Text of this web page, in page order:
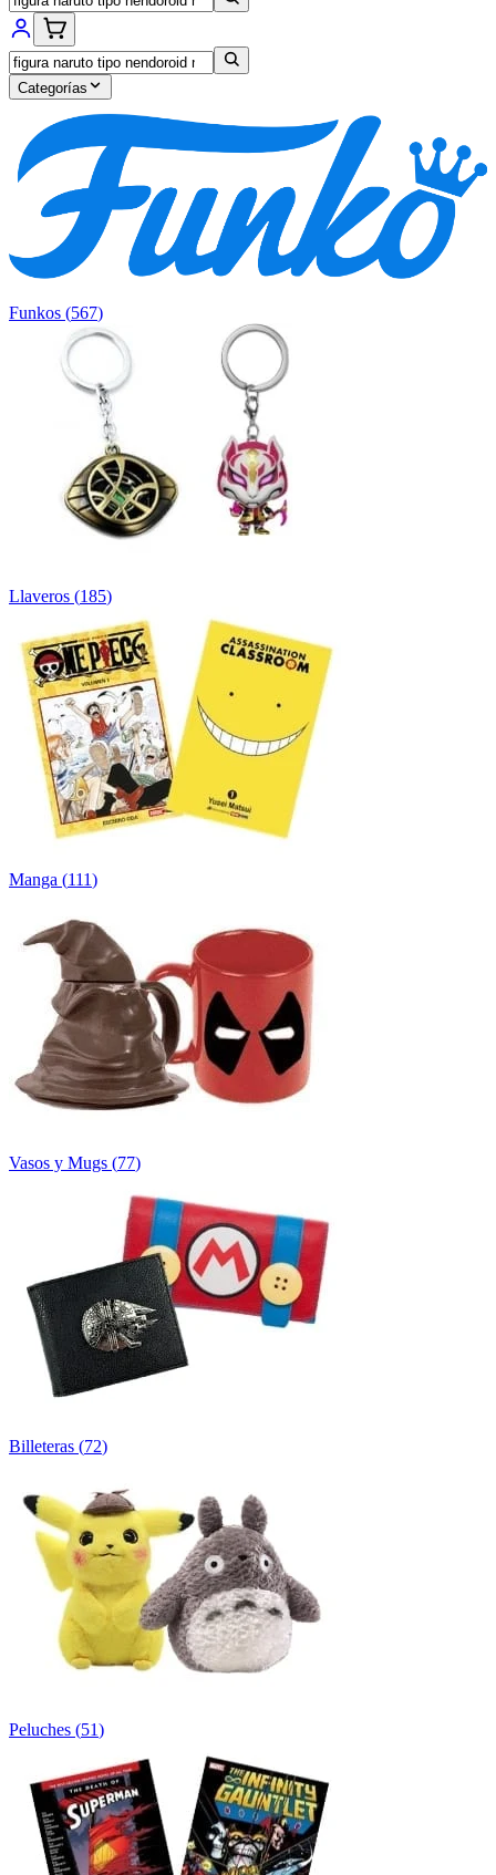
Categorías
Funkos (567)
Llaveros (185)
Manga (111)
Vasos y Mugs (77)
Billeteras (72)
Peluches (51)